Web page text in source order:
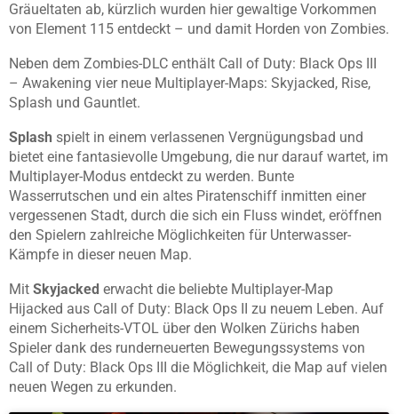
Gräueltaten ab, kürzlich wurden hier gewaltige Vorkommen
von Element 115 entdeckt – und damit Horden von Zombies.
Neben dem Zombies-DLC enthält Call of Duty: Black Ops III
– Awakening vier neue Multiplayer-Maps: Skyjacked, Rise,
Splash und Gauntlet.
Splash spielt in einem verlassenen Vergnügungsbad und
bietet eine fantasievolle Umgebung, die nur darauf wartet, im
Multiplayer-Modus entdeckt zu werden. Bunte
Wasserrutschen und ein altes Piratenschiff inmitten einer
vergessenen Stadt, durch die sich ein Fluss windet, eröffnen
den Spielern zahlreiche Möglichkeiten für Unterwasser-
Kämpfe in dieser neuen Map.
Mit Skyjacked erwacht die beliebte Multiplayer-Map
Hijacked aus Call of Duty: Black Ops II zu neuem Leben. Auf
einem Sicherheits-VTOL über den Wolken Zürichs haben
Spieler dank des runderneuerten Bewegungssystems von
Call of Duty: Black Ops III die Möglichkeit, die Map auf vielen
neuen Wegen zu erkunden.